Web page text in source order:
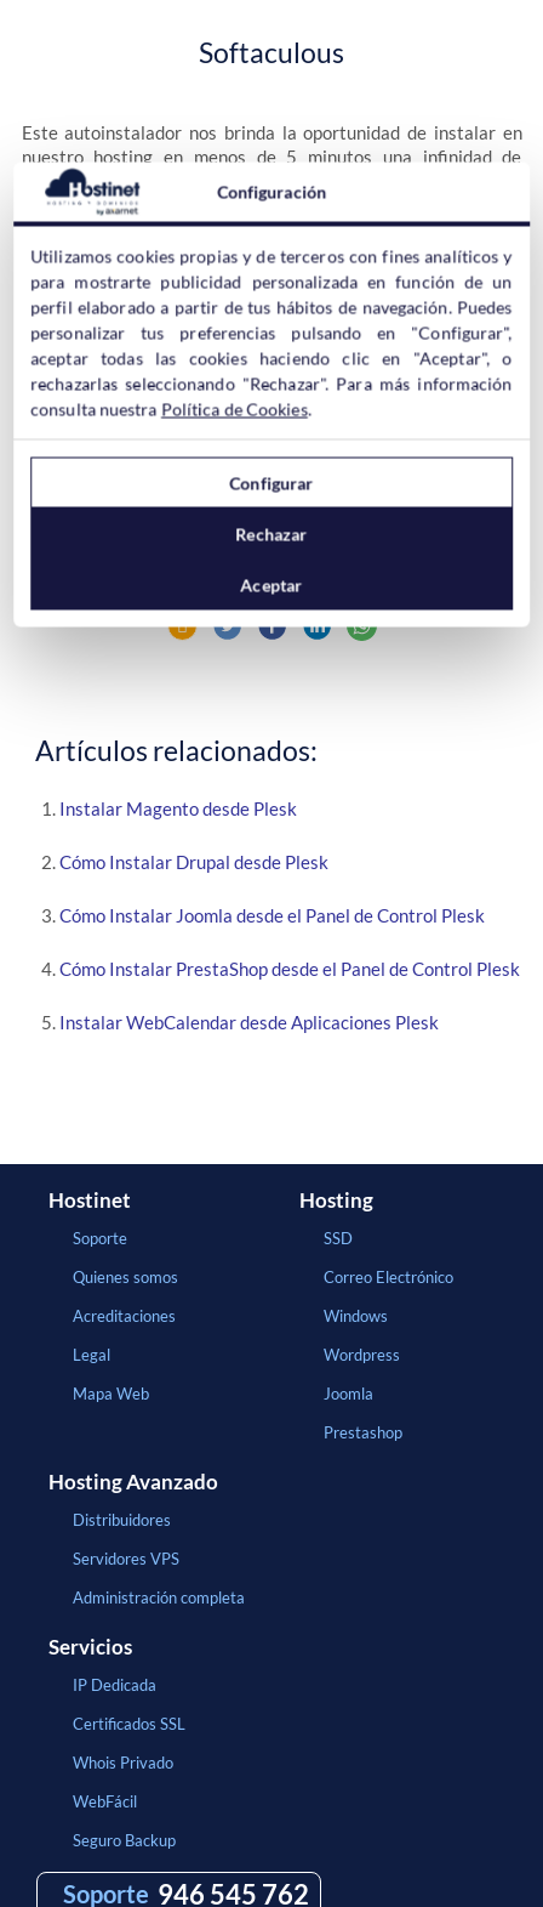
Softaculous
Este autoinstalador nos brinda la oportunidad de instalar en
nuestro hosting en menos de 5 minutos una infinidad de
programas para comenzar nuestra andadura por el mundo del
hosting web. Instalará WordPress, Joomla o PrestaShop, entre
otros, rellenando una serie de sencillas opciones, creando una
base de datos con usuario y relacionándolo a nuestra nueva
instalación, entre otros.
videotutoriales que hemos creado para tí, para que
JoomlaoPrestaShop
Artículos relacionados:
Instalar Magento desde Plesk
Cómo Instalar Drupal desde Plesk
Cómo Instalar Joomla desde el Panel de Control Plesk
Cómo Instalar PrestaShop desde el Panel de Control Plesk
Instalar WebCalendar desde Aplicaciones Plesk
Hostinet
Soporte
Quienes somos
Acreditaciones
Legal
Mapa Web
Hosting
SSD
Correo Electrónico
Windows
Wordpress
Joomla
Prestashop
Hosting Avanzado
Distribuidores
Servidores VPS
Administración completa
Servicios
IP Dedicada
Certificados SSL
Whois Privado
WebFácil
Seguro Backup
Soporte 946 545 762
Configuración
Utilizamos cookies propias y de terceros con fines analíticos y
para mostrarte publicidad personalizada en función de un
perfil elaborado a partir de tus hábitos de navegación. Puedes
personalizar tus preferencias pulsando en "Configurar",
aceptar todas las cookies haciendo clic en "Aceptar", o
rechazarlas seleccionando "Rechazar". Para más información
consulta nuestra Política de Cookies.
Configurar
Rechazar
Aceptar